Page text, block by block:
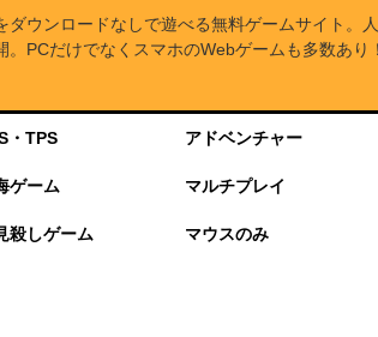
ダウンロードなしで遊べる無料ゲームサイト。
。PCだけでなくスマホのWebゲームも多数あり！
・TPS アドベンチャー
ゲーム マルチプレイ
殺しゲーム マウスのみ